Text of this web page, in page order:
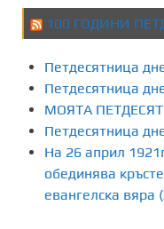
100 ГОДИНИ
Петдесятница
Петдесятница
МОЯТА
Петдесятница
На 26 април
обединява
евангелска вяра